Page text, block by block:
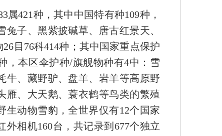
属421种，其中中国特有种109种，
子、黑紫披碱草、唐古红景天、
目76科414种；其中国家重点保护
，本区伞护种/旗舰物种有4中：雪
牛、藏野驴、盘羊、岩羊等高原野
雁、大天鹅、蓑衣鹤等鸟类的繁殖
生动物雪豹，全世界仅有12个国家
相机160台，共记录到677个独立